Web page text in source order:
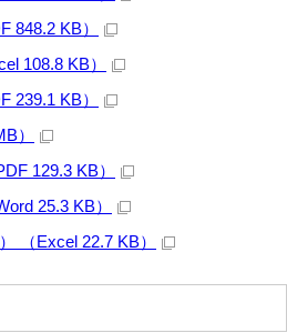
848.2 KB）
108.8 KB）
239.1 KB）
）
129.3 KB）
25.3 KB）
（Excel 22.7 KB）